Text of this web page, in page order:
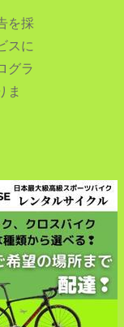
を採
スに
グラ
ま